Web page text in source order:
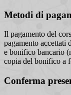
Metodi di
Il pagamento del
pagamento accettati
e bonifico bancario
copia del bonifico a
Conferma